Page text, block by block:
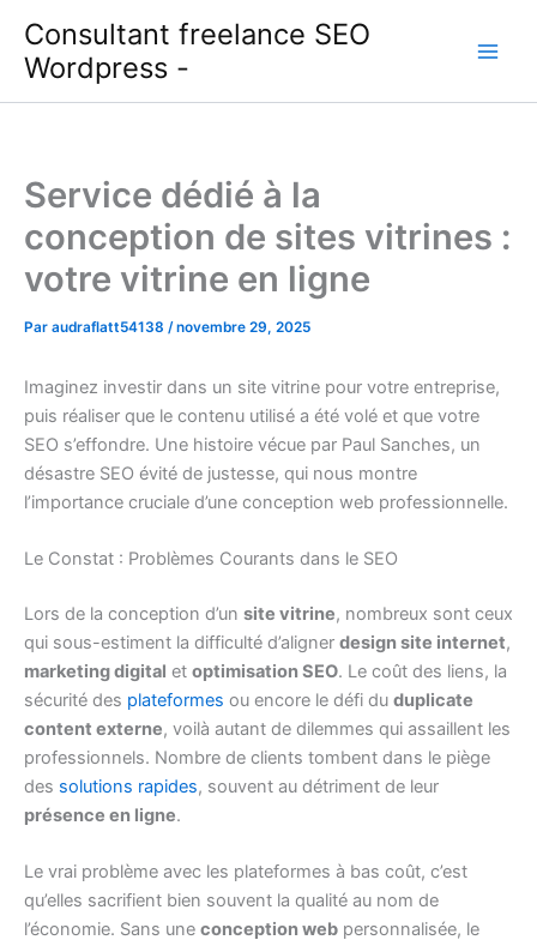
contenu
Consultant freelance SEO
Wordpress -
Service dédié à la
conception de sites vitrines :
votre vitrine en ligne
Par audraflatt54138 /novembre 29, 2025
Imaginez investir dans un site vitrine pour votre entreprise,
puis réaliser que le contenu utilisé a été volé et que votre
SEO s’effondre. Une histoire vécue par Paul Sanches, un
désastre SEO évité de justesse, qui nous montre
l’importance cruciale d’une conception web professionnelle.
Le Constat : Problèmes Courants dans le SEO
Lors de la conception d’un site vitrine, nombreux sont ceux
qui sous-estiment la difficulté d’aligner design site internet,
marketing digital et optimisation SEO. Le coût des liens, la
sécurité des plateformes ou encore le défi du duplicate
content externe, voilà autant de dilemmes qui assaillent les
professionnels. Nombre de clients tombent dans le piège
des solutions rapides, souvent au détriment de leur
présence en ligne.
Le vrai problème avec les plateformes à bas coût, c’est
qu’elles sacrifient bien souvent la qualité au nom de
l’économie. Sans une conception web personnalisée, le